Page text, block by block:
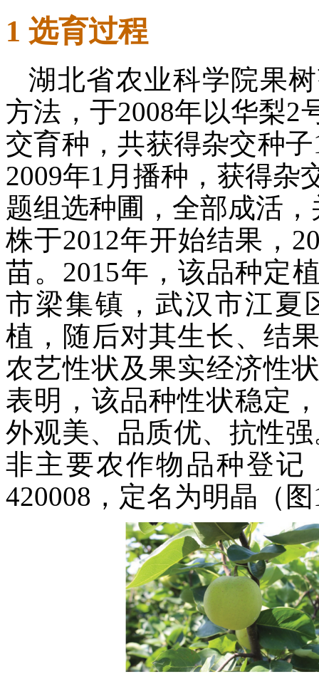
1 选育过程
湖北省农业科学院果
方法，于2008年以华梨2
交育种，共获得杂交种
2009年1月播种，获得杂
题组选种圃，全部成活
株于2012年开始结果，
苗。2015年，该品种定
市梁集镇，武汉市江夏
植，随后对其生长、结
农艺性状及果实经济性
表明，该品种性状稳定
外观美、品质优、抗性
非主要农作物品种登记
420008，定名为明晶（